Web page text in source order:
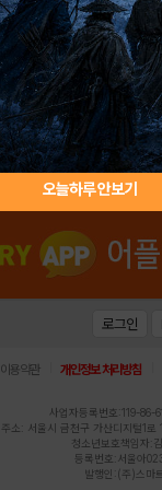
아이디 / 비밀
오늘하루 안보기
로그인
이용약관 개인정보 처리방침
사업자등록번호:119-86-
주소: 서울시 금천구 가산디지털1
청소년보호책임자:
등록번호:서울아
발행인:(주)스마